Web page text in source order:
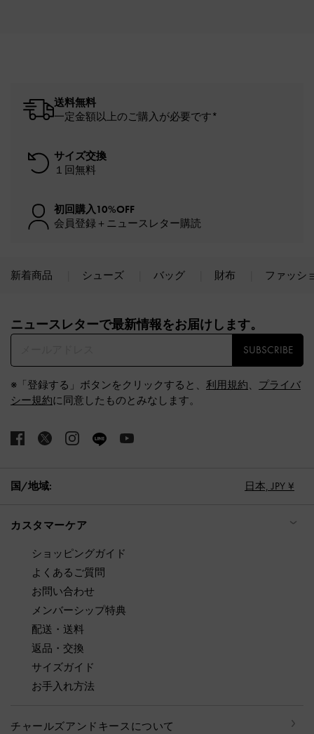
送料無料
一定金額以上のご購入が必要です*
サイズ交換
１回無料
初回購入10%OFF
会員登録＋ニュースレター購読
新着商品 シューズ バッグ 財布 ファッシ
ニュースレターで最新情報をお届けします。​
SUBSCRIBE
※「登録する」ボタンをクリックすると、 利用規約、 プライバ
シー規約に同意したものとみなします。
国/地域: 日本, JPY ¥
カスタマーケア
ショッピングガイド
よくあるご質問
お問い合わせ
メンバーシップ特典
配送・送料
返品・交換
サイズガイド
お手入れ方法
チャールズアンドキースについて